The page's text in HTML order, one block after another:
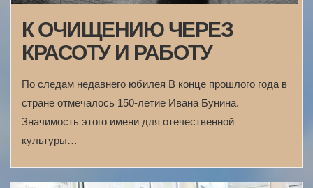
К ОЧИЩЕНИЮ ЧЕРЕЗ
КРАСОТУ И РАБОТУ
По следам недавнего юбилея В конце прошлого года в
стране отмечалось 150-летие Ивана Бунина.
Значимость этого имени для отечественной
культуры…